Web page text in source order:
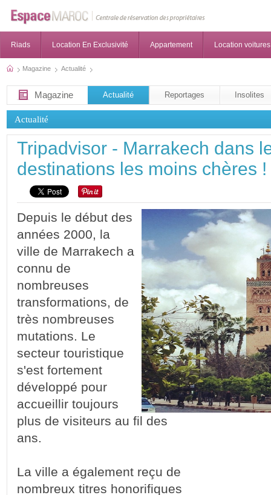
Riads Location En Exclusivité Appartement Location voitures
Magazine Actualité
Magazine Actualité Reportages Insolites
Actualité
Tripadvisor - Marrakech dans
destinations les moins chères !
Depuis le début des
années 2000, la
ville de Marrakech a
connu de
nombreuses
transformations, de
très nombreuses
mutations. Le
secteur touristique
s'est fortement
développé pour
accueillir toujours
plus de visiteurs au fil des
ans.
La ville a également reçu de
nombreux titres honorifiques